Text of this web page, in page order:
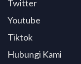
Twitter
Youtube
Tiktok
Hubungi Kami